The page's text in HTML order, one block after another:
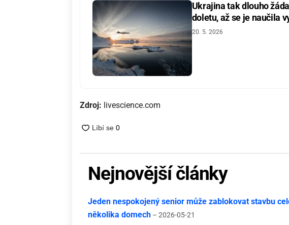
Ukrajina tak dlouho
doletu, až se je naučila
20. 5. 2026
Zdroj: livescience.com
Nejnovější články
Jeden nespokojený senior může zablokovat stavbu
několika domech – 2026-05-21